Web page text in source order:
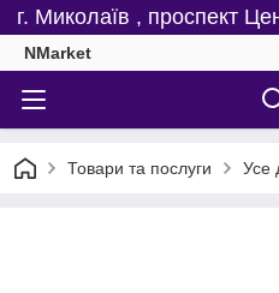
г. Миколаїв , проспект
NMarket
Товари та послуги Усе